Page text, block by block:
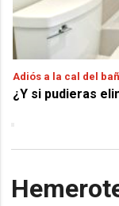
Adiós a la cal del
¿Y si pudieras